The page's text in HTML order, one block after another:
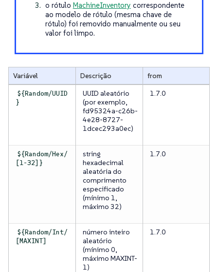
o rótulo MachineInventory correspondente
ao modelo de rótulo (mesma chave de
rótulo) foi removido manualmente ou seu
valor foi limpo.
Variável Descrição from
${Random/UUID
}
UUID aleatório
(por exemplo,
fd95324a-c26b-
4e28-8727-
1dcec293a0ec)
1.7.0
${Random/Hex/
[1-32]}
string
hexadecimal
aleatória do
comprimento
especificado
(mínimo 1,
máximo 32)
1.7.0
${Random/Int/
[MAXINT]
número inteiro
aleatório
(mínimo 0,
máximo MAXINT-
1)
1.7.0